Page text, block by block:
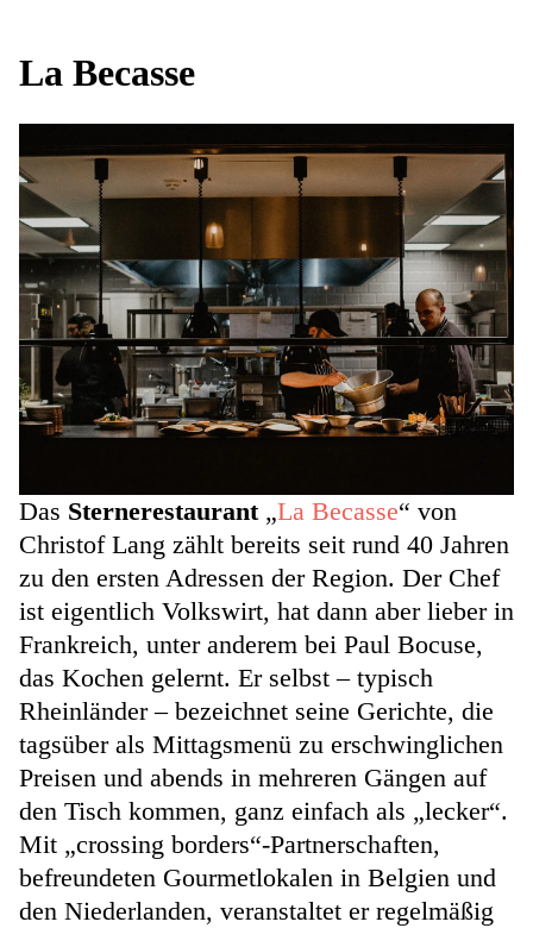
La Becasse
Das Sternerestaurant„La Becasse“ von
Christof Lang zählt bereits seit rund 40 Jahren
zu den ersten Adressen der Region. Der Chef
ist eigentlich Volkswirt, hat dann aber lieber in
Frankreich, unter anderem bei Paul Bocuse,
das Kochen gelernt. Er selbst – typisch
Rheinländer – bezeichnet seine Gerichte, die
tagsüber als Mittagsmenü zu erschwinglichen
Preisen und abends in mehreren Gängen auf
den Tisch kommen, ganz einfach als „lecker“.
Mit „crossing borders“-Partnerschaften,
befreundeten Gourmetlokalen in Belgien und
den Niederlanden, veranstaltet er regelmäßig